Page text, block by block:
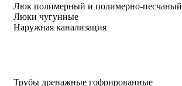
Люк полимерный и полимерно-песчаный
Люки чугунные
Наружная канализация
Трубы дренажные гофрированные